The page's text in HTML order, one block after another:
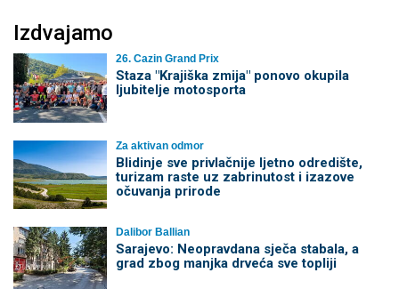
Izdvajamo
26. Cazin Grand Prix
Staza "Krajiška zmija" ponovo okupila
ljubitelje motosporta
Za aktivan odmor
Blidinje sve privlačnije ljetno odredište,
turizam raste uz zabrinutost i izazove
očuvanja prirode
Dalibor Ballian
Sarajevo: Neopravdana sječa stabala, a
grad zbog manjka drveća sve topliji